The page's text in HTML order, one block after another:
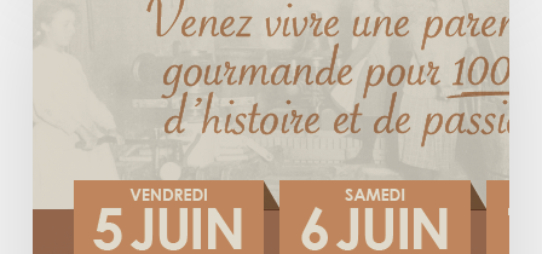
siècle
d’histoire